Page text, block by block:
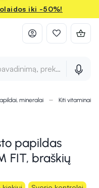
iki -50%!
prekės ženklą ir
mineralai Kiti vitaminai ir
papildas
FIT, braškių